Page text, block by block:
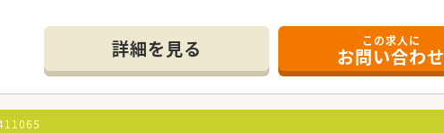
詳細を見る この求人に
お問い合わせ